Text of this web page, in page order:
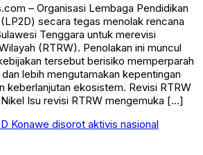
– Organisasi Lembaga Pendidikan
secara tegas menolak rencana
Tenggara untuk merevisi
(RTRW). Penolakan ini muncul
tersebut berisiko memperparah
lebih mengutamakan kepentingan
keberlanjutan ekosistem. Revisi RTRW
Isu revisi RTRW mengemuka […]